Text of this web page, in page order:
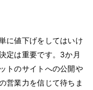
に値下げをしてはいけ
定は重要です。3か月
トのサイトへの公開や
営業力を信じて待ちま